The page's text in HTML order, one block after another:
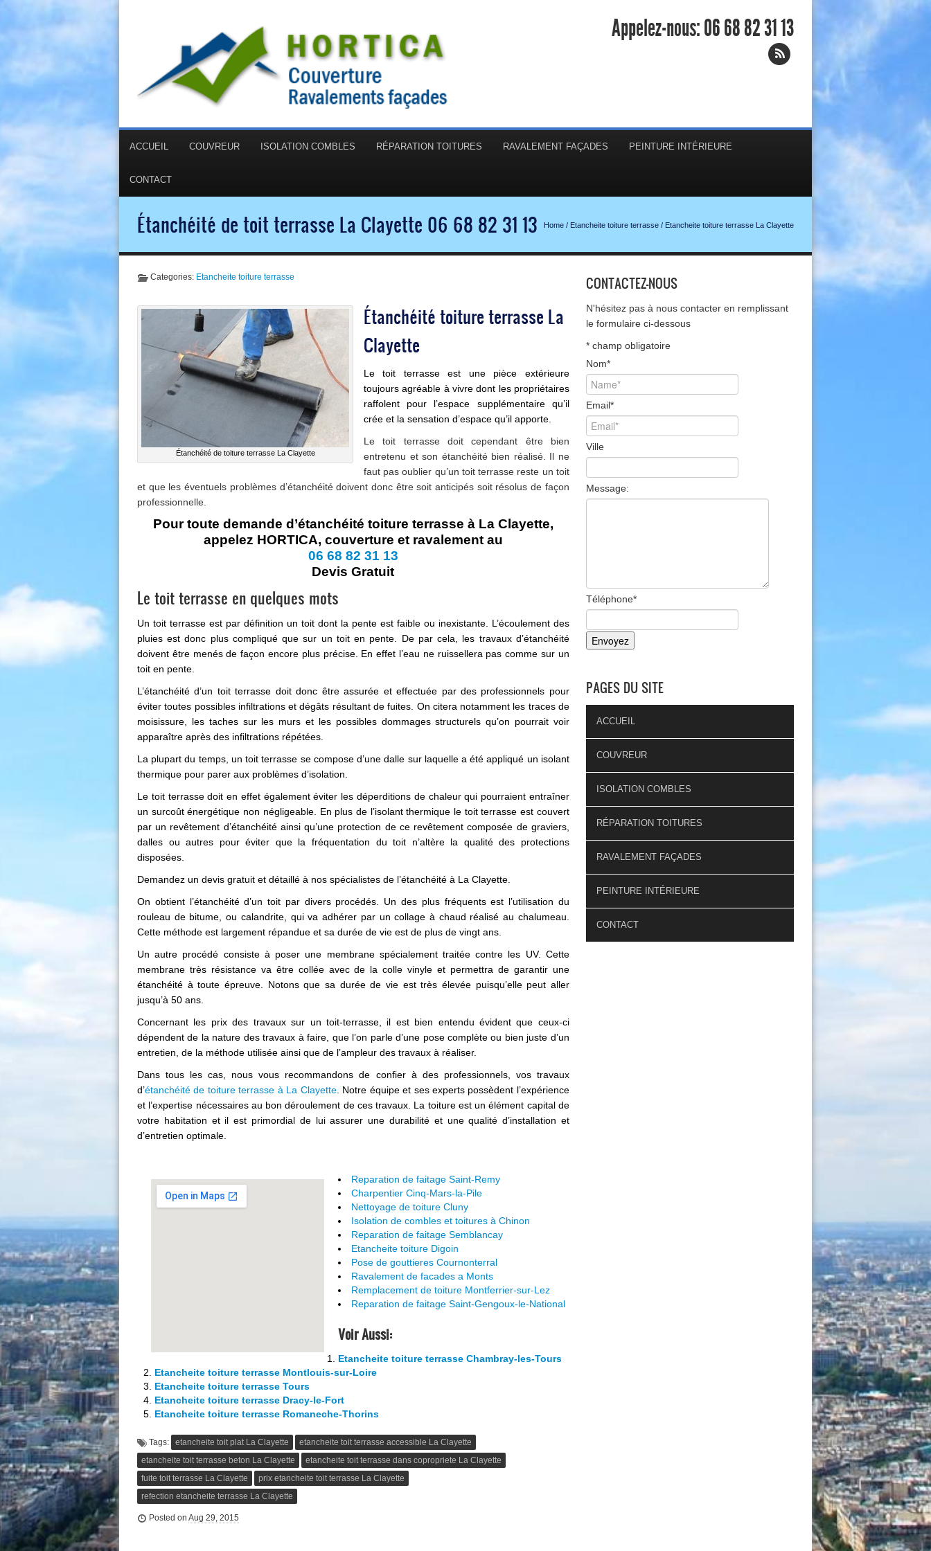
Appelez-nous:06 68 82 31 13
ACCUEIL COUVREUR ISOLATION COMBLES RÉPARATION TOITURES RAVALEMENT FAÇADES PEINTURE INTÉRIEURE
CONTACT
Étanchéité de toit terrasse La Clayette 06 68 82 31 13 Home / Etancheite toiture terrasse / Etancheite toiture terrasse La Clayette
Categories: Etancheite toiture terrasse
Étanchéité de toiture terrasse La Clayette
Étanchéité toiture terrasse La
Clayette
Le toit terrasse est une pièce extérieure
toujours agréable à vivre dont les propriétaires
raffolent pour l’espace supplémentaire qu’il
crée et la sensation d’espace qu’il apporte.
Le toit terrasse doit cependant être bien
entretenu et son étanchéité bien réalisé. Il ne
faut pas oublier qu’un toit terrasse reste un toit
et que les éventuels problèmes d’étanchéitédoivent donc être soit anticipés soit résolus de façon
professionnelle.
Pour toute demande d’étanchéité toiture terrasse à La Clayette,
appelez HORTICA, couverture et ravalement au
06 68 82 31 13
Devis Gratuit
Le toit terrasse en quelques mots
Un toit terrasse est par définition un toit dont la pente est faible ou inexistante. L’écoulement des
pluies est donc plus compliqué que sur un toit en pente. De par cela, les travaux d’étanchéité
doivent être menés de façon encore plus précise. En effet l’eau ne ruissellera pas comme sur un
toit en pente.
L’étanchéité d’un toit terrasse doit donc être assurée et effectuée par des professionnels pour
éviter toutes possibles infiltrations et dégâts résultant de fuites. On citera notamment les traces de
moisissure, les taches sur les murs et les possibles dommages structurels qu’on pourrait voir
apparaître après des infiltrations répétées.
La plupart du temps, un toit terrasse se compose d’une dalle sur laquelle a été appliqué un isolant
thermique pour parer aux problèmes d’isolation.
Le toit terrasse doit en effet également éviter les déperditions de chaleur qui pourraient entraîner
un surcoût énergétique non négligeable. En plus de l’isolant thermique le toit terrasse est couvert
par un revêtement d’étanchéité ainsi qu’une protection de ce revêtement composée de graviers,
dalles ou autres pour éviter que la fréquentation du toit n’altère la qualité des protections
disposées.
Demandez un devis gratuit et détaillé à nos spécialistes de l’étanchéité à La Clayette.
On obtient l’étanchéité d’un toit par divers procédés. Un des plus fréquents est l’utilisation du
rouleau de bitume, ou calandrite, qui va adhérer par un collage à chaud réalisé au chalumeau.
Cette méthode est largement répandue et sa durée de vie est de plus de vingt ans.
Un autre procédé consiste à poser une membrane spécialement traitée contre les UV. Cette
membrane très résistance va être collée avec de la colle vinyle et permettra de garantir une
étanchéité à toute épreuve. Notons que sa durée de vie est très élevée puisqu’elle peut aller
jusqu’à 50 ans.
Concernant les prix des travaux sur un toit-terrasse, il est bien entendu évident que ceux-ci
dépendent de la nature des travaux à faire, que l’on parle d’une pose complète ou bien juste d’un
entretien, de la méthode utilisée ainsi que de l’ampleur des travaux à réaliser.
Dans tous les cas, nous vous recommandons de confier à des professionnels, vos travaux
d’étanchéité de toiture terrasse à La Clayette. Notre équipe et ses experts possèdent l’expérience
et l’expertise nécessaires au bon déroulement de ces travaux. La toiture est un élément capital de
votre habitation et il est primordial de lui assurer une durabilité et une qualité d’installation et
d’entretien optimale.
Reparation de faitage Saint-Remy
Charpentier Cinq-Mars-la-Pile
Nettoyage de toiture Cluny
Isolation de combles et toitures à Chinon
Reparation de faitage Semblancay
Etancheite toiture Digoin
Pose de gouttieres Cournonterral
Ravalement de facades a Monts
Remplacement de toiture Montferrier-sur-Lez
Reparation de faitage Saint-Gengoux-le-National
Voir Aussi:
Etancheite toiture terrasse Chambray-les-Tours
Etancheite toiture terrasse Montlouis-sur-Loire
Etancheite toiture terrasse Tours
Etancheite toiture terrasse Dracy-le-Fort
Etancheite toiture terrasse Romaneche-Thorins
Tags: etancheite toit plat La Clayette
etancheite toit terrasse accessible La Clayette
etancheite toit terrasse beton La Clayette
etancheite toit terrasse dans copropriete La Clayette
fuite toit terrasse La Clayette
prix etancheite toit terrasse La Clayette
refection etancheite terrasse La Clayette
Posted on Aug 29, 2015
CONTACTEZ-NOUS
N'hésitez pas à nous contacter en remplissant
le formulaire ci-dessous
* champ obligatoire
Nom*
Email*
Ville
Message:
Téléphone*
PAGES DU SITE
ACCUEIL
COUVREUR
ISOLATION COMBLES
RÉPARATION TOITURES
RAVALEMENT FAÇADES
PEINTURE INTÉRIEURE
CONTACT